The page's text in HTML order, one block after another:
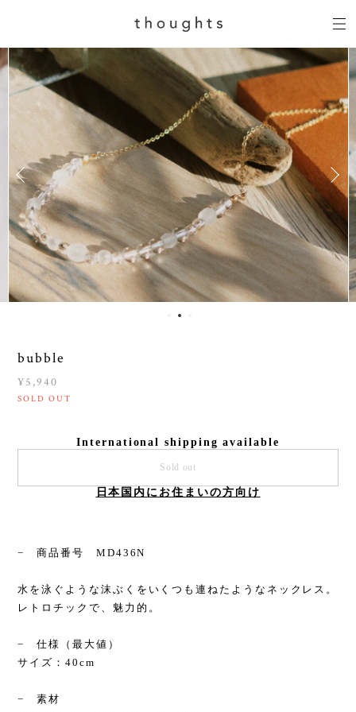
bubble
¥5,940
SOLD OUT
International shipping available
Sold out
日本国内にお住まいの方向け
− 商品番号 MD436N
水を泳ぐような沫ぶくをいくつも連ねたようなネックレス。
レトロチックで、魅力的。
− 仕様（最大値）
サイズ：40cm
− 素材